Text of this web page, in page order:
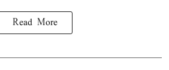
Read More